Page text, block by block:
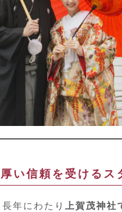
い信頼を受けるス
年にわたり 上賀茂神